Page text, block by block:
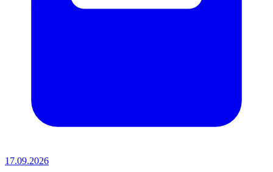
17.09.2026